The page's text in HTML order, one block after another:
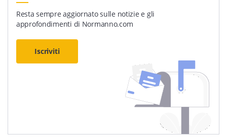
Resta sempre aggiornato sulle notizie e gli
approfondimenti di Normanno.com
Iscriviti